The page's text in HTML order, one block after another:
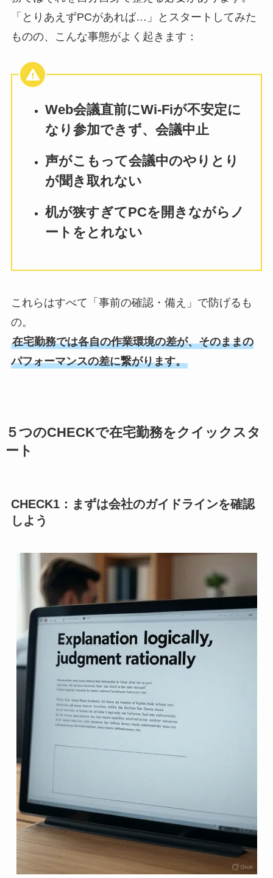
「とりあえずPCがあれば…」とスタートしてみた
ものの、こんな事態がよく起きます：
Web会議直前にWi-Fiが不安定に
なり参加できず、会議中止
声がこもって会議中のやりとり
が聞き取れない
机が狭すぎてPCを開きながらノ
ートをとれない
これらはすべて「事前の確認・備え」で防げるも
の。
在宅勤務では各自の作業環境の差が、そのままの
パフォーマンスの差に繋がります。
５つのCHECKで在宅勤務をクイックスタ
ート
CHECK1：まずは会社のガイドラインを確認
しよう